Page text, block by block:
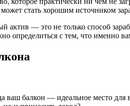
стать хорошим источником
актив — это не только способ
определиться с тем, что именно
ваш балкон — идеальное место